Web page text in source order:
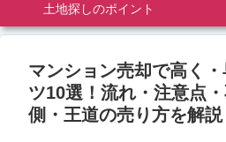
土地探しのポイント
マンション売却で高く
ツ10選！流れ・注意点
側・王道の売り方を解説